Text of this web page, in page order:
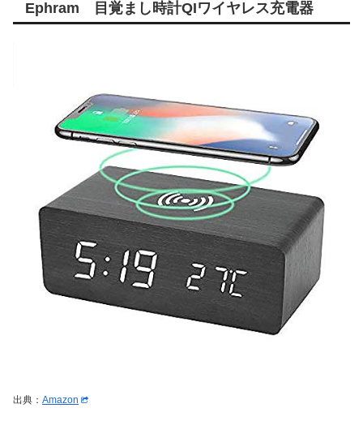
Ephram 目覚まし時計QIワイヤレス充電器
出典： Amazon